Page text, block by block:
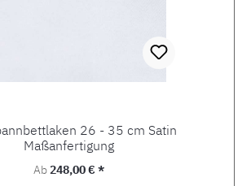
26 - 35 cm Satin
Maßanfertigung
Regulärer Preis:
Ab248,00 € *